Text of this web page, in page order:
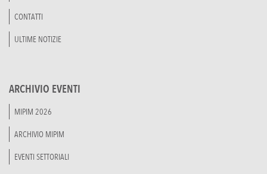
CONTATTI
ULTIME NOTIZIE
ARCHIVIO EVENTI
MIPIM 2026
ARCHIVIO MIPIM
EVENTI SETTORIALI